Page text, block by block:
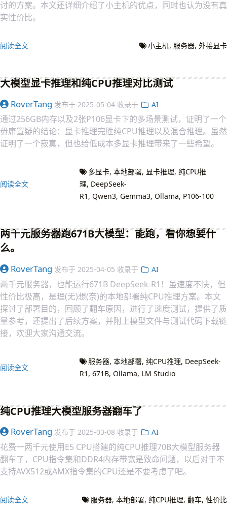
讨的方案。本文还详细介绍了小主机的优点，同时也认为没有真
实性价比。
阅读全文 小主机 服务器 外接显卡
大模型显卡推理和纯CPU推理对比测试
RoverTang 发布于 2025-05-04 收录于 AI
通过256GB内存以及2张P106显卡下的多场景测试，证明了一个
毋庸置疑的结论：显卡推理完胜纯CPU推理以及混合推理。虽然
证明了一个寂寞，但也给低成本多显卡推理带来了一些希望。
阅读全文
多显卡 本地部署 显卡推理 纯CPU推
理 DeepSeek-
R1 Qwen3 Gemma3 Ollama P106-100
两千元服务器跑671B大模型：能跑，看你想要什
么。
RoverTang 发布于 2025-04-05 收录于 AI
两千元服务器，也能运行671B DeepSeek-R1！虽速度不快，但
性价比极高，是理(无)想(奈)的本地部署纯CPU推理方案。本文
探讨了部署目的，回顾了翻车原因，进行了速度测试，提供了质
量参考，还提出了后续方案，并附上模型文件与测试代码下载链
接，欢迎大家沟通交流。
阅读全文
服务器 本地部署 纯CPU推理 DeepSeek-
R1 671B Ollama LM Studio
纯CPU推理大模型服务器翻车了
RoverTang 发布于 2025-03-08 收录于 AI
花费一两千元使用E5 CPU搭建的纯CPU推理70B大模型服务器
翻车了，CPU指令集和DDR4内存带宽是致命问题，以后对于不
支持AVX512或AMX指令集的CPU还是不要考虑了吧。
阅读全文 服务器 本地部署 纯CPU推理 翻车 性价比